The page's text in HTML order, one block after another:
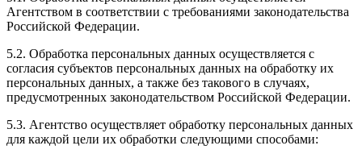
Агентством в соответствии с требованиями законодательства
Российской Федерации.
5.2. Обработка персональных данных осуществляется с
согласия субъектов персональных данных на обработку их
персональных данных, а также без такового в случаях,
предусмотренных законодательством Российской Федерации.
5.3. Агентство осуществляет обработку персональных данных
для каждой цели их обработки следующими способами: